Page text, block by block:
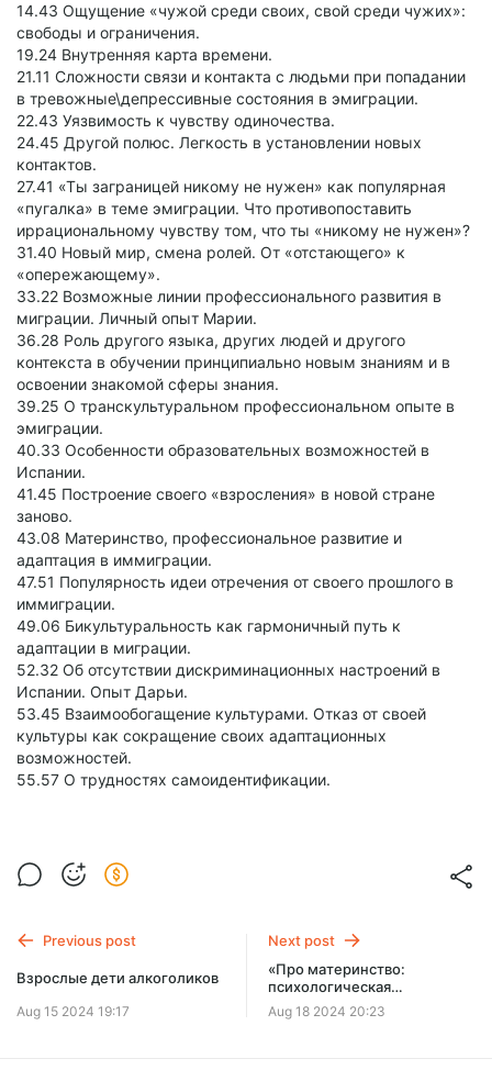
14.43 Ощущение «чужой среди своих, свой среди чужих»:
свободы и ограничения.
19.24 Внутренняя карта времени.
21.11 Сложности связи и контакта с людьми при попадании
в тревожные\депрессивные состояния в эмиграции.
22.43 Уязвимость к чувству одиночества.
24.45 Другой полюс. Легкость в установлении новых
контактов.
27.41 «Ты заграницей никому не нужен» как популярная
«пугалка» в теме эмиграции. Что противопоставить
иррациональному чувству том, что ты «никому не нужен»?
31.40 Новый мир, смена ролей. От «отстающего» к
«опережающему».
33.22 Возможные линии профессионального развития в
миграции. Личный опыт Марии.
36.28 Роль другого языка, других людей и другого
контекста в обучении принципиально новым знаниям и в
освоении знакомой сферы знания.
39.25 О транскультуральном профессиональном опыте в
эмиграции.
40.33 Особенности образовательных возможностей в
Испании.
41.45 Построение своего «взросления» в новой стране
заново.
43.08 Материнство, профессиональное развитие и
адаптация в иммиграции.
47.51 Популярность идеи отречения от своего прошлого в
иммиграции.
49.06 Бикультуральность как гармоничный путь к
адаптации в миграции.
52.32 Об отсутствии дискриминационных настроений в
Испании. Опыт Дарьи.
53.45 Взаимообогащение культурами. Отказ от своей
культуры как сокращение своих адаптационных
возможностей.
55.57 О трудностях самоидентификации.
Previous post
Взрослые дети алкоголиков
Aug 15 2024 19:17
Next post
«Про материнство:
психологическая
подготовка и первые годы
малыша»
Aug 18 2024 20:23